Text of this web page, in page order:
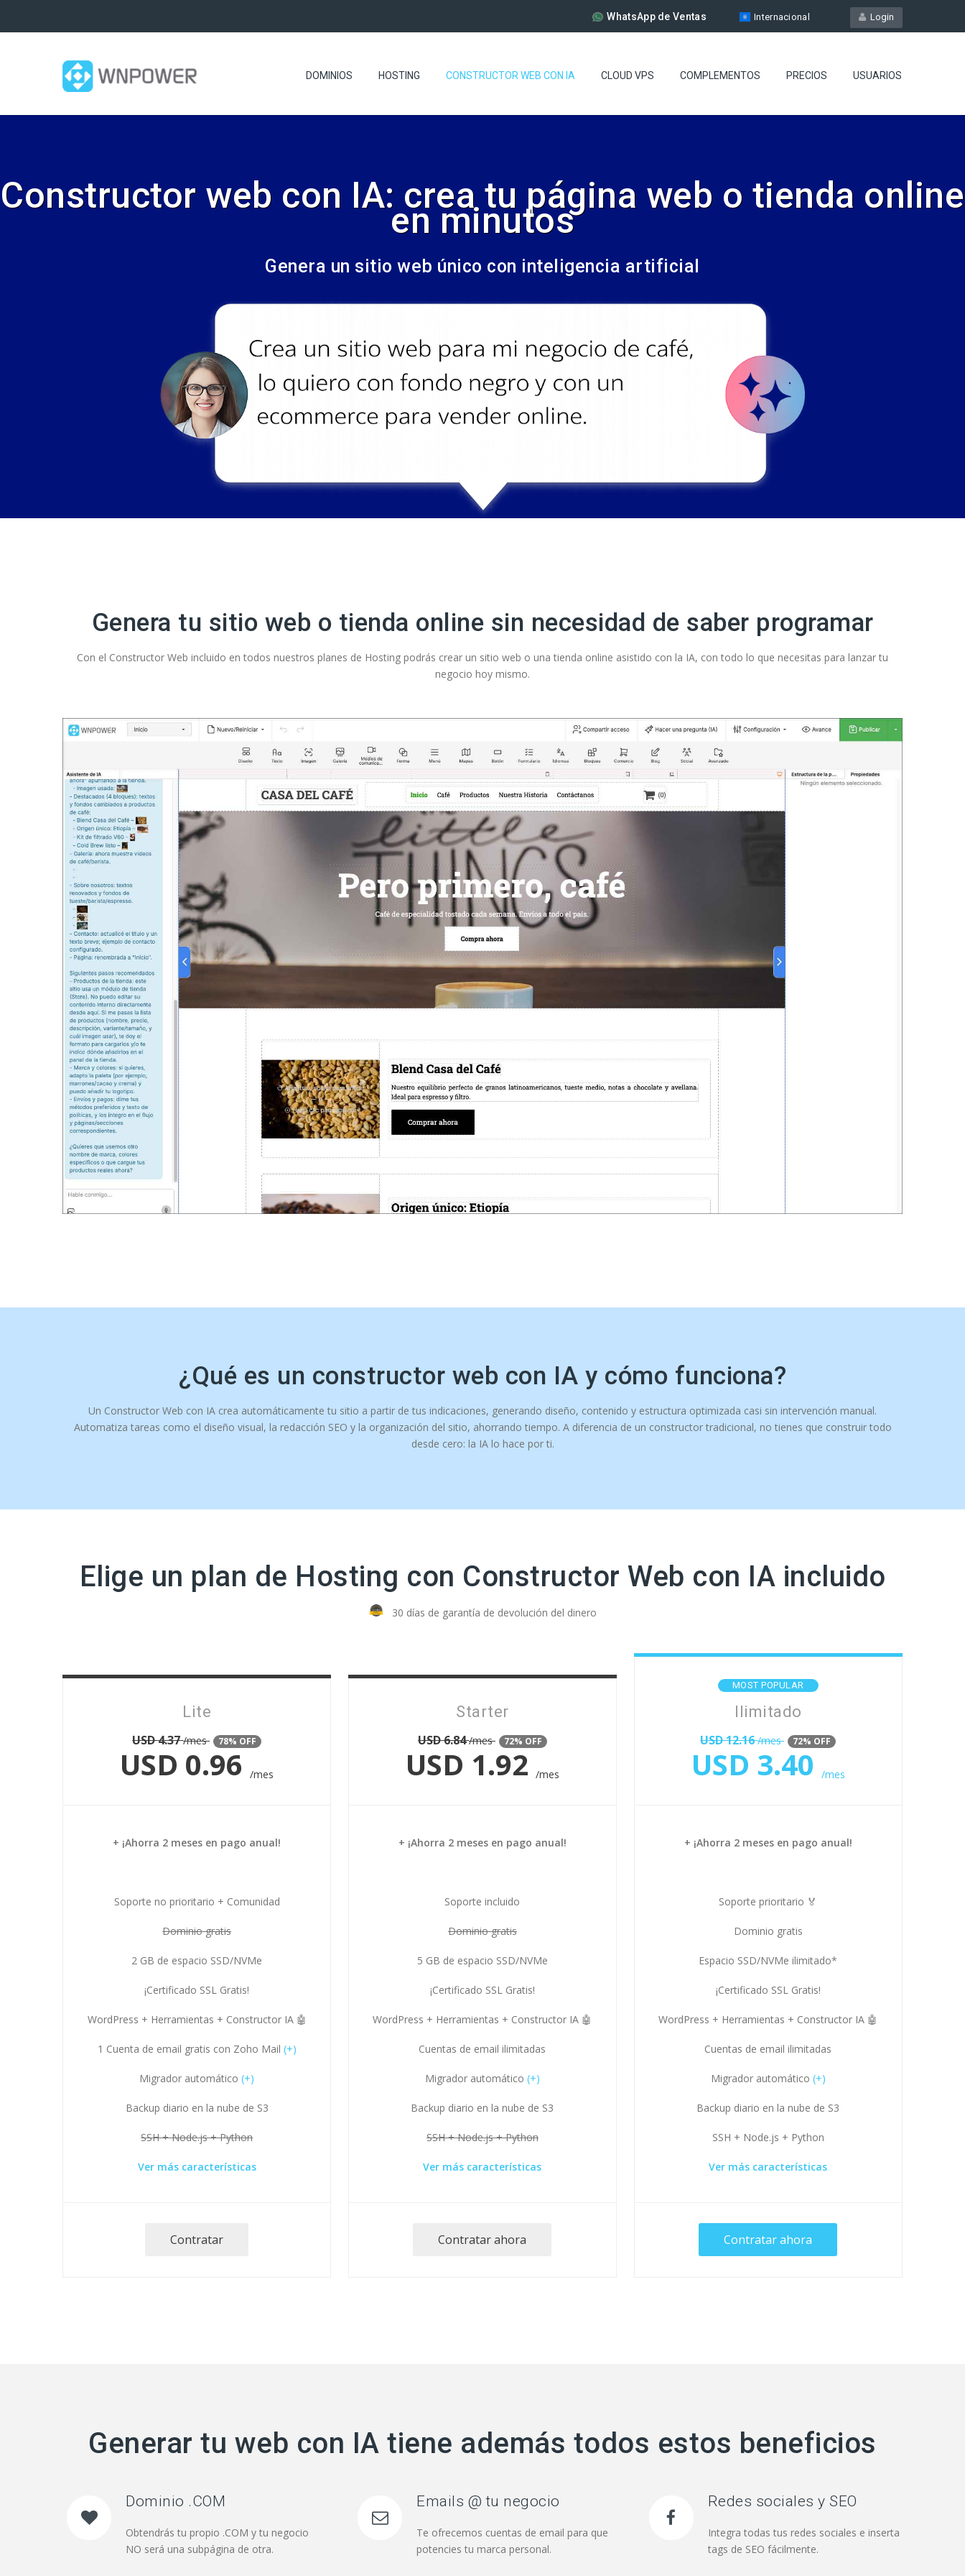
Login
WhatsApp de Ventas Internacional
DOMINIOS HOSTING CONSTRUCTOR WEB CON IA CLOUD VPS COMPLEMENTOS PRECIOS USUARIOS
Constructor web con IA: crea tu página web o tienda online
en minutos
Genera un sitio web único con inteligencia artificial
Genera tu sitio web o tienda online sin necesidad de saber programar
Con el Constructor Web incluido en todos nuestros planes de Hosting podrás crear un sitio web o una tienda online asistido con la IA, con todo lo que necesitas para lanzar tu
negocio hoy mismo.
¿Qué es un constructor web con IA y cómo funciona?
Un Constructor Web con IA crea automáticamente tu sitio a partir de tus indicaciones, generando diseño, contenido y estructura optimizada casi sin intervención manual.
Automatiza tareas como el diseño visual, la redacción SEO y la organización del sitio, ahorrando tiempo. A diferencia de un constructor tradicional, no tienes que construir todo
desde cero: la IA lo hace por ti.
Elige un plan de Hosting con Constructor Web con IA incluido
30 días de garantía de devolución del dinero
Lite
USD4.37 /mes 78% OFF
USD 0.96 /mes
+ ¡Ahorra 2 meses en pago anual!
Soporte no prioritario + Comunidad
Dominio gratis
2 GB de espacio SSD/NVMe
¡Certificado SSL Gratis!
WordPress + Herramientas + Constructor IA 🤖
1 Cuenta de email gratis con Zoho Mail (+)
Migrador automático(+)
Backup diario en la nube de S3
SSH + Node.js + Python
Ver más características
Contratar
Starter
USD6.84 /mes 72% OFF
USD 1.92 /mes
+ ¡Ahorra 2 meses en pago anual!
Soporte incluido
Dominio gratis
5 GB de espacio SSD/NVMe
¡Certificado SSL Gratis!
WordPress + Herramientas + Constructor IA 🤖
Cuentas de email ilimitadas
Migrador automático (+)
Backup diario en la nube de S3
SSH + Node.js + Python
Ver más características
Contratar ahora
MOST POPULAR
Ilimitado
USD12.16 /mes 72% OFF
USD 3.40 /mes
+ ¡Ahorra 2 meses en pago anual!
Soporte prioritario 🏅
Dominio gratis
Espacio SSD/NVMe ilimitado*
¡Certificado SSL Gratis!
WordPress + Herramientas + Constructor IA 🤖
Cuentas de email ilimitadas
Migrador automático (+)
Backup diario en la nube de S3
SSH + Node.js + Python
Ver más características
Contratar ahora
Generar tu web con IA tiene además todos estos beneficios
Dominio .COM
Obtendrás tu propio .COM y tu negocio
NO será una subpágina de otra.
Emails @ tu negocio
Te ofrecemos cuentas de email para que
potencies tu marca personal.
Redes sociales y SEO
Integra todas tus redes sociales e inserta
tags de SEO fácilmente.